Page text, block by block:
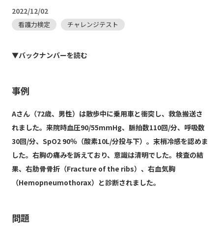
2022/12/02
看護力検定 チャレンジテスト
▼バックナンバーを読む
事例
Aさん（72歳、男性）は散歩中に乗用車と衝突し、救急搬送さ
れました。来院時血圧90/55mmHg、脈拍数110回/分、呼吸数
30回/分、SpO2 90％（酸素10L/分投与下）。末梢冷感を認めま
した。右胸の痛みを訴えており、意識は清明でした。検査の結
果、右肋骨骨折（Fracture of the ribs）、右血気胸
（Hemopneumothorax）と診断されました。
問題